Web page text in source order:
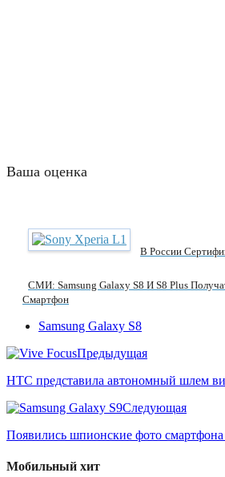
Ваша оценка
В России
СМИ: Samsung Galaxy S8 И S8 Plus
Смартфон
Samsung Galaxy S8
Предыдущая
HTC представила автономный шлем
Следующая
Появились шпионские фото смартфона
Мобильный хит